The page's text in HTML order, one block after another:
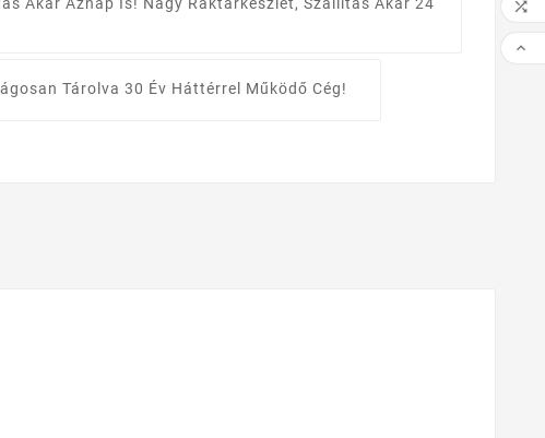
Tárolva 30 Év Háttérrel Működő Cég!

